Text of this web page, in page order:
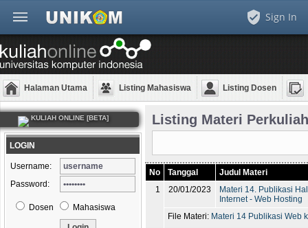
Sign In
Halaman Utama Listing Mahasiswa Listing Dosen
KULIAH ONLINE [BETA]
LOGIN
Username:
Password:
Dosen Mahasiswa
Listing Materi
No Tanggal
Judul Materi
1
20/01/2023
Materi 14. Publikasi
Internet - Web Hosting
File Materi: Materi 14 Publikasi Web